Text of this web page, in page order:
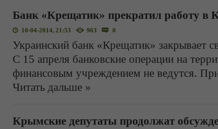
Банк «Крещатик» прекратил работу в
10-04-2014, 21:53 963 0
Украинский банк «Крещатик» закрывает
С 15 апреля банковские операции на
финансовым учреждением не ведутся.
Читать дальше »
Крымские депутаты продолжат